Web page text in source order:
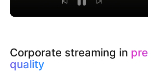
weiteren Daten zusammen, die Sie
haben oder die sie im Rahmen Ihrer
Corporate streaming in
quality